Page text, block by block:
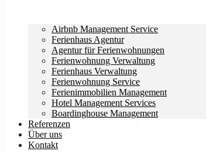
Airbnb Management Service
Ferienhaus Agentur
Agentur für Ferienwohnungen
Ferienwohnung Verwaltung
Ferienhaus Verwaltung
Ferienwohnung Service
Ferienimmobilien Management
Hotel Management Services
Boardinghouse Management
Referenzen
Über uns
Kontakt